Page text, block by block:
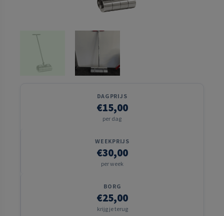
DAGPRIJS
€15,00
per dag
WEEKPRIJS
€30,00
per week
BORG
€25,00
krijg je terug